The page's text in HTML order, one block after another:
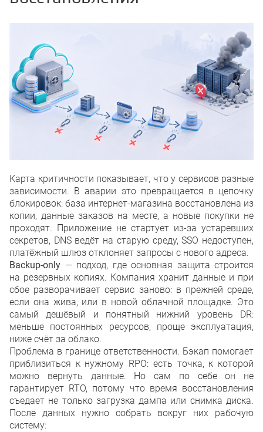
Карта критичности показывает, что у сервисов разные
зависимости. В аварии это превращается в цепочку
блокировок: база интернет-магазина восстановлена из
копии, данные заказов на месте, а новые покупки не
проходят. Приложение не стартует из-за устаревших
секретов, DNS ведёт на старую среду, SSO недоступен,
платёжный шлюз отклоняет запросы с нового адреса.
Backup-only — подход, где основная защита строится
на резервных копиях. Компания хранит данные и при
сбое разворачивает сервис заново: в прежней среде,
если она жива, или в новой облачной площадке. Это
самый дешёвый и понятный нижний уровень DR:
меньше постоянных ресурсов, проще эксплуатация,
ниже счёт за облако.
Проблема в границе ответственности. Бэкап помогает
приблизиться к нужному RPO: есть точка, к которой
можно вернуть данные. Но сам по себе он не
гарантирует RTO, потому что время восстановления
съедает не только загрузка дампа или снимка диска.
После данных нужно собрать вокруг них рабочую
систему: